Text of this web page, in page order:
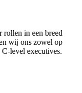
rollen in een breed
wij ons zowel op
level executives.